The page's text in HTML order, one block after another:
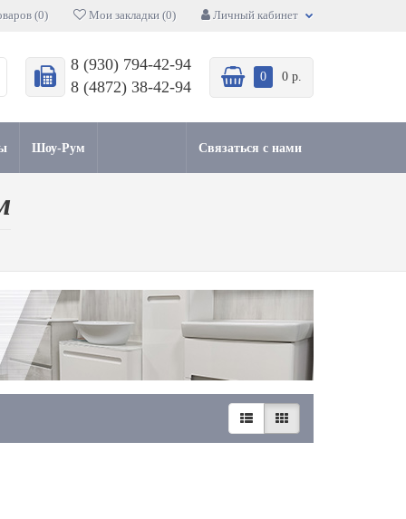
(0) Мои закладки (0) Личный кабинет
8 (930) 794-42-94
8 (4872) 38-42-94
0 0 р.
Шоу-Рум Связаться с нами